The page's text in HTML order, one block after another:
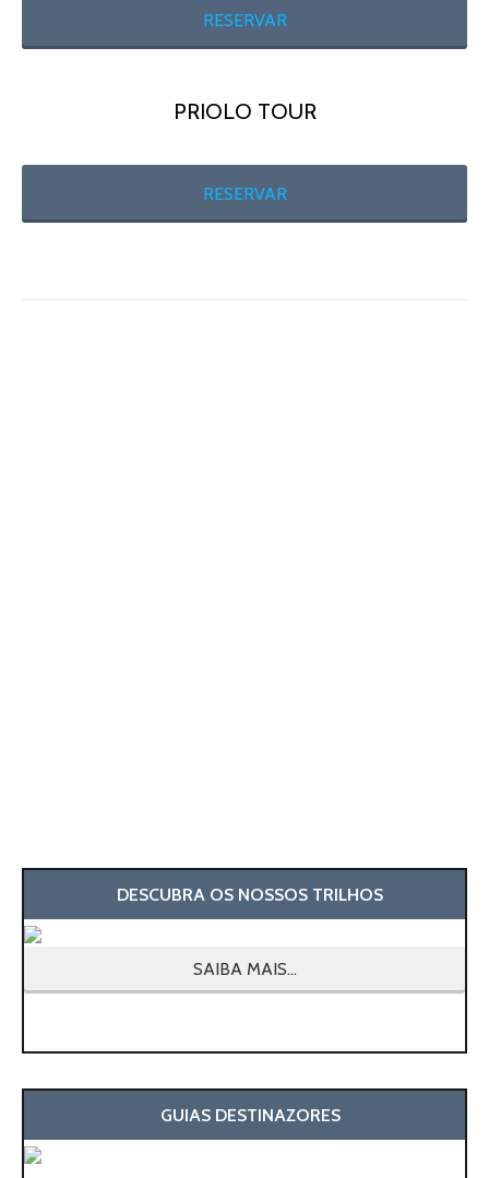
RESERVAR
PRIOLO TOUR
RESERVAR
DESCUBRA OS NOSSOS TRILHOS
SAIBA MAIS...
GUIAS DESTINAZORES